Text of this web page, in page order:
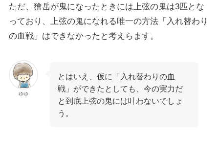
ただ、獪岳が鬼になったときには上弦の鬼は3匹とな
っており、上弦の鬼になれる唯一の方法「入れ替わり
の血戦」はできなかったと考えらます。
ゆゆ
とはいえ、仮に「入れ替わりの血
戦」ができたとしても、今の実力だ
と到底上弦の鬼には叶わないでしょ
う。